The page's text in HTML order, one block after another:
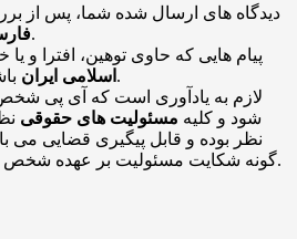
دیدگاه های ارسال شده شما، پس از
منتشر خواهد شد.
پیام هایی که حاوی توهین، افترا و یا
اسلامی ایران باشد منتشر نخواهد شد.
لازم به یادآوری است که آی پی
شود و کلیه مسئولیت های حقوقی
نظر بوده و قابل پیگیری قضایی می
گونه شکایت مسئولیت بر عهده شخص نظر دهنده خواهد بود.